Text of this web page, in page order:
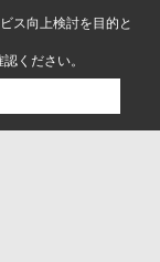
ス向上検討を目的と
ください。